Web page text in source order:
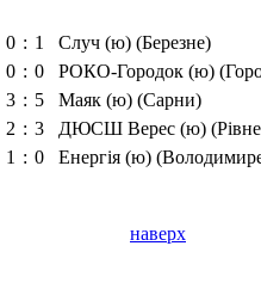
0 : 1
Случ (ю) (Березне)
0 : 0
РОКО-Городок (ю)
3 : 5
Маяк (ю) (Сарни)
2 : 3
ДЮСШ Верес (ю)
1 : 0 Енергія (ю)
наверх